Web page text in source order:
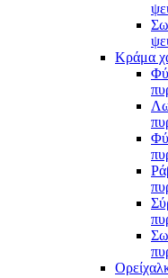
Κράμα